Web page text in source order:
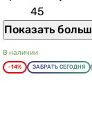
45
Показать
В наличии
-14% ЗАБРАТЬ СЕГОДНЯ